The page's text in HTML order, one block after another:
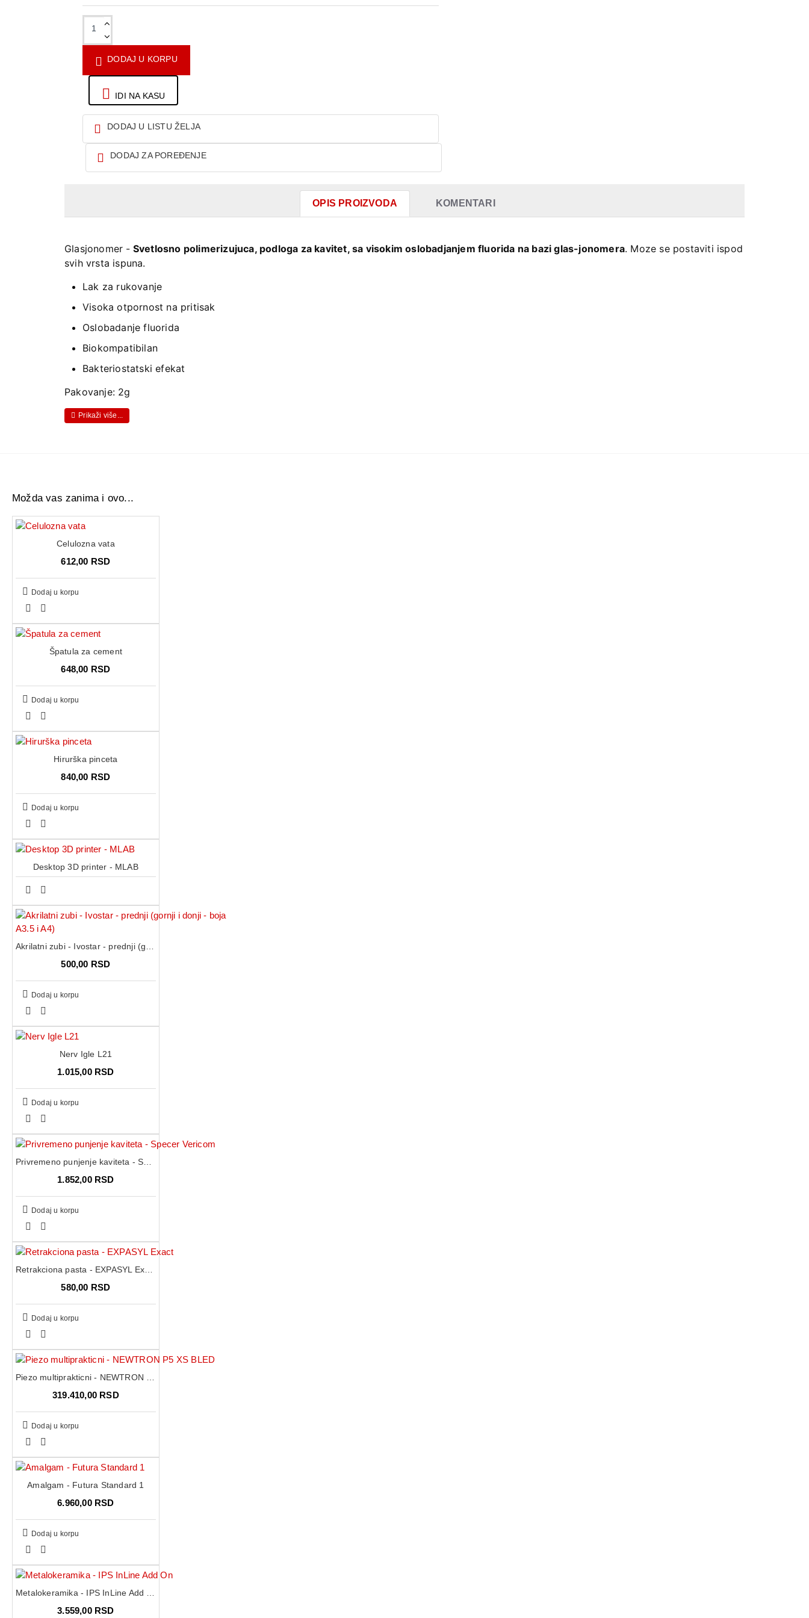
DODAJ U KORPU
IDI NA KASU
DODAJ U LISTU ŽELJA
DODAJ ZA POREĐENJE
OPIS PROIZVODA KOMENTARI
Glasjonomer - Svetlosno polimerizujuca, podloga za kavitet, sa visokim oslobadjanjem fluorida na bazi glas-jonomera. Moze se postaviti ispod
svih vrsta ispuna.
Lak za rukovanje
Visoka otpornost na pritisak
Oslobadanje fluorida
Biokompatibilan
Bakteriostatski efekat
Pakovanje: 2g
Možda vas zanima i ovo...
Celulozna vata
612,00 RSD
Dodaj u korpu
Špatula za cement
648,00 RSD
Dodaj u korpu
Hirurška pinceta
840,00 RSD
Dodaj u korpu
Desktop 3D printer - MLAB
500,00 RSD
Dodaj u korpu
Nerv Igle L21
1.015,00 RSD
Dodaj u korpu
1.852,00 RSD
Dodaj u korpu
580,00 RSD
Dodaj u korpu
319.410,00 RSD
Dodaj u korpu
Amalgam - Futura Standard 1
6.960,00 RSD
Dodaj u korpu
3.559,00 RSD